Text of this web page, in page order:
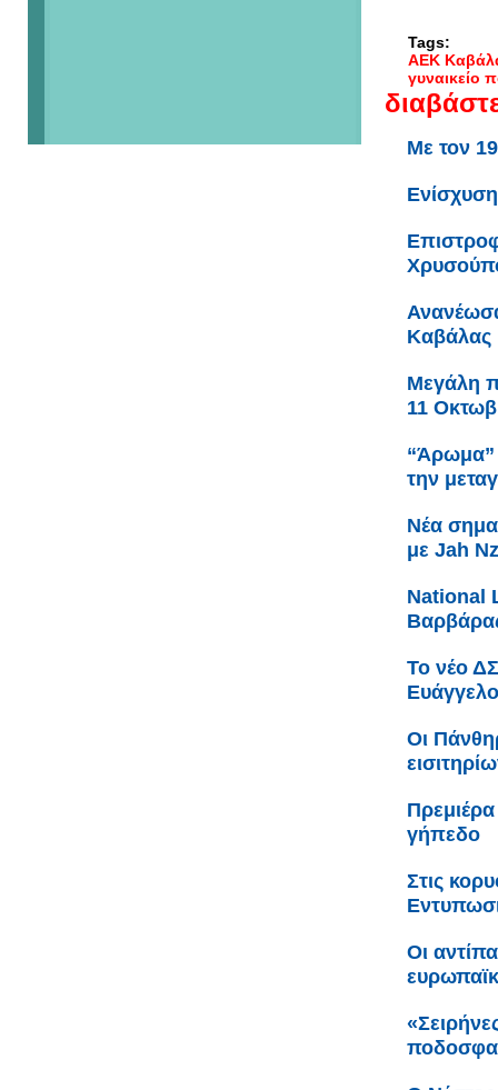
Tags:
ΑΕΚ
γυναικείο
Με τον
Καβάλας
Μεγάλη
11
“Άρωμα”
την
Νέα
με Jah
Νational
Το νέο
Οι
γήπεδο
Στις
Οι